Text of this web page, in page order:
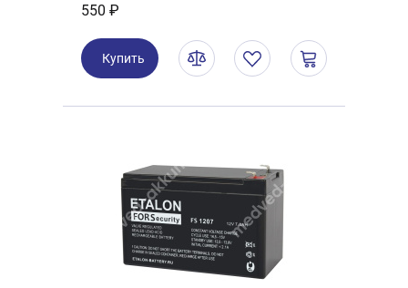
550 ₽
Купить